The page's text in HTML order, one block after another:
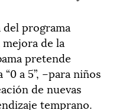
programa
de la
pretende
a 5”, –para niños
de nuevas
temprano.